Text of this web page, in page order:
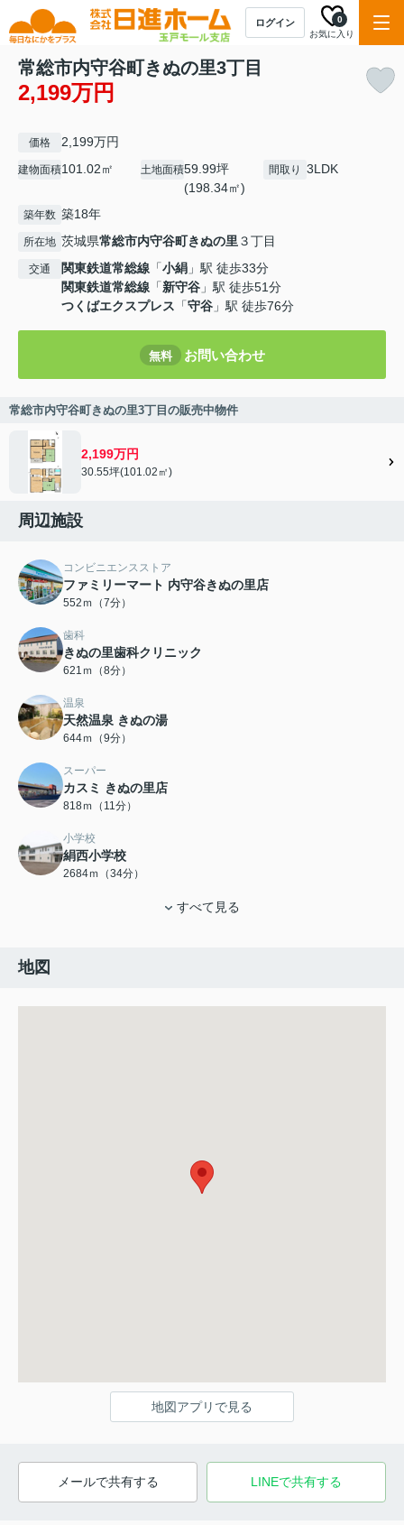
ログイン
お気に入り
0
常総市内守谷町きぬの里3丁目
2,199万円
価格 2,199万円
建物面積101.02㎡ 土地面積59.99坪
(198.34㎡)
間取り 3LDK
築年数 築18年
所在地 茨城県常総市内守谷町きぬの里 ３丁目
交通 関東鉄道常総線 「小絹 」駅 徒歩33分
関東鉄道常総線 「新守谷 」駅 徒歩51分
つくばエクスプレス 「守谷 」駅 徒歩76分
無料 お問い合わせ
常総市内守谷町きぬの里3丁目の販売中物件
2,199万円
30.55坪(101.02㎡)
周辺施設
コンビニエンスストア
ファミリーマート 内守谷きぬの里店
552ｍ（7分）
歯科
きぬの里歯科クリニック
621ｍ（8分）
温泉
天然温泉 きぬの湯
644ｍ（9分）
スーパー
カスミ きぬの里店
818ｍ（11分）
小学校
絹西小学校
2684ｍ（34分）
すべて見る
地図
地図アプリで見る
メールで共有する LINEで共有する